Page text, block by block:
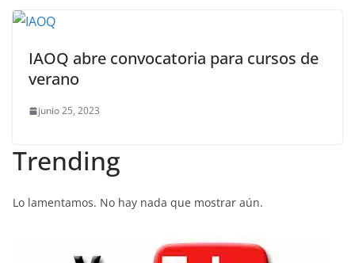
IAOQ abre convocatoria para cursos de
verano
junio 25, 2023
Trending
Lo lamentamos. No hay nada que mostrar aún.